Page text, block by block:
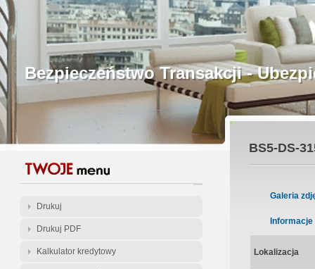
Profesjonalne Pośrednictwo
Bezpieczeństwo Transakcji -
Licencjonowani Pośrednicy
Gwarancja Zwrotu Zadatku
Gratis - Przedwstępna Umowa
Drukuj
Drukuj PDF
Kalkulator kredytowy
BS5-DS-
Galeria
Informacje
Lokalizacja